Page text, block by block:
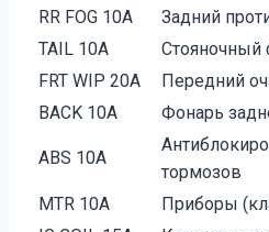
RR FOG 10A
Задний
TAIL 10A
Стояночный
FRT WIP 20А
Передний
BACK 10A
Фонарь
ABS 10A
тормозов
MTR 10A
Приборы